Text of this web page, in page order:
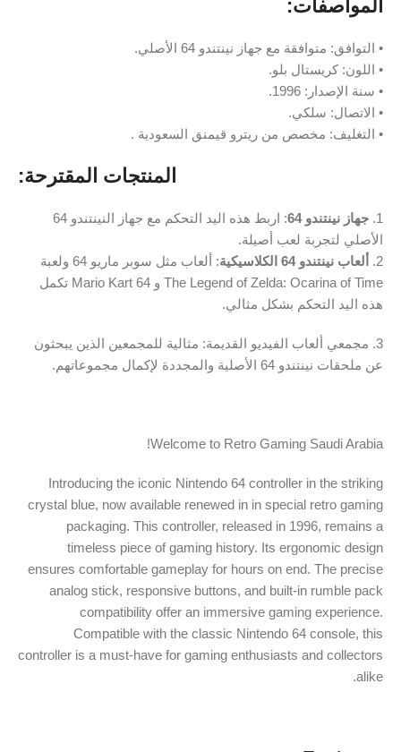
المواصفات:
• التوافق: متوافقة مع جهاز نينتندو 64 الأصلي.
• اللون: كريستال بلو.
• سنة الإصدار: 1996.
• الاتصال: سلكي.
• التغليف: مخصص من ريترو قيمنق السعودية .
المنتجات المقترحة:
1. جهاز نينتندو 64
: اربط هذه اليد التحكم مع جهاز النينتندو 64
الأصلي لتجربة لعب أصيلة.
2.
ألعاب نينتندو 64 الكلاسيكية
: ألعاب مثل سوبر ماريو 64 ولعبة
The Legend of Zelda: Ocarina of Time و Mario Kart 64 تكمل
هذه اليد التحكم بشكل مثالي.
3. مجمعي ألعاب الفيديو القديمة: مثالية للمجمعين الذين يبحثون
عن ملحقات نينتندو 64 الأصلية والمجددة لإكمال مجموعاتهم.
Welcome to Retro Gaming Saudi Arabia!
Introducing the iconic Nintendo 64 controller in the striking
crystal blue, now available renewed in in special retro gaming
packaging. This controller, released in 1996, remains a
timeless piece of gaming history. Its ergonomic design
ensures comfortable gameplay for hours on end. The precise
analog stick, responsive buttons, and built-in rumble pack
compatibility offer an immersive gaming experience.
Compatible with the classic Nintendo 64 console, this
controller is a must-have for gaming enthusiasts and collectors
alike.